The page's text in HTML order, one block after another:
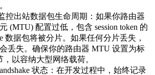
控出站数据包生命周期 ：如果你路由器
(MTU) 配置过低，包含 session token 的
数据包将被分片。如果任何分片丢失，
丢失。确保你的路由器 MTU 设置为标
，以容纳大型网络载荷。
状态 ：在开发过程中，始终记录